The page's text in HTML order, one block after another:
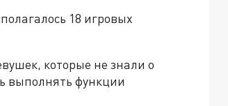
18 игровых
которые не знали о
выполнять функции